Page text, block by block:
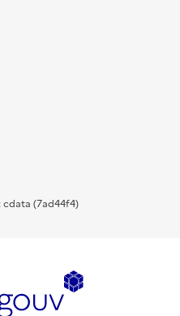
(7ad44f4)